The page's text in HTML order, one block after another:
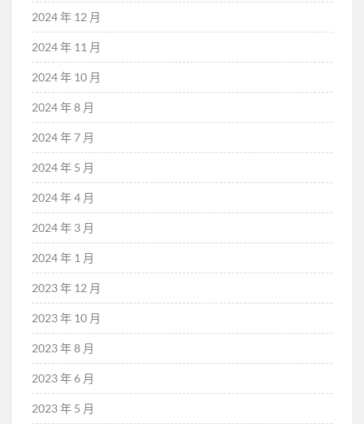
2024 年 12 月
2024 年 11 月
2024 年 10 月
2024 年 8 月
2024 年 7 月
2024 年 5 月
2024 年 4 月
2024 年 3 月
2024 年 1 月
2023 年 12 月
2023 年 10 月
2023 年 8 月
2023 年 6 月
2023 年 5 月